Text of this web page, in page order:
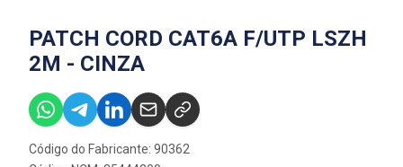
PATCH CORD CAT6A F/UTP LSZH
2M - CINZA
Código do Fabricante: 90362